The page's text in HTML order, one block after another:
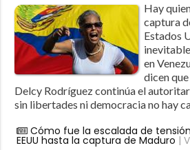
Hay
captura
Estados
en
dicen
Delcy Rodríguez continúa el
sin libertades ni democracia no hay
Cómo fue la escalada de
EEUU hasta la captura de Maduro |